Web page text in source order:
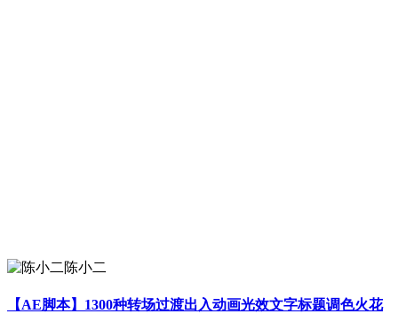
陈小二
【AE脚本】1300种转场过渡出入动画光效文字标题调色火花